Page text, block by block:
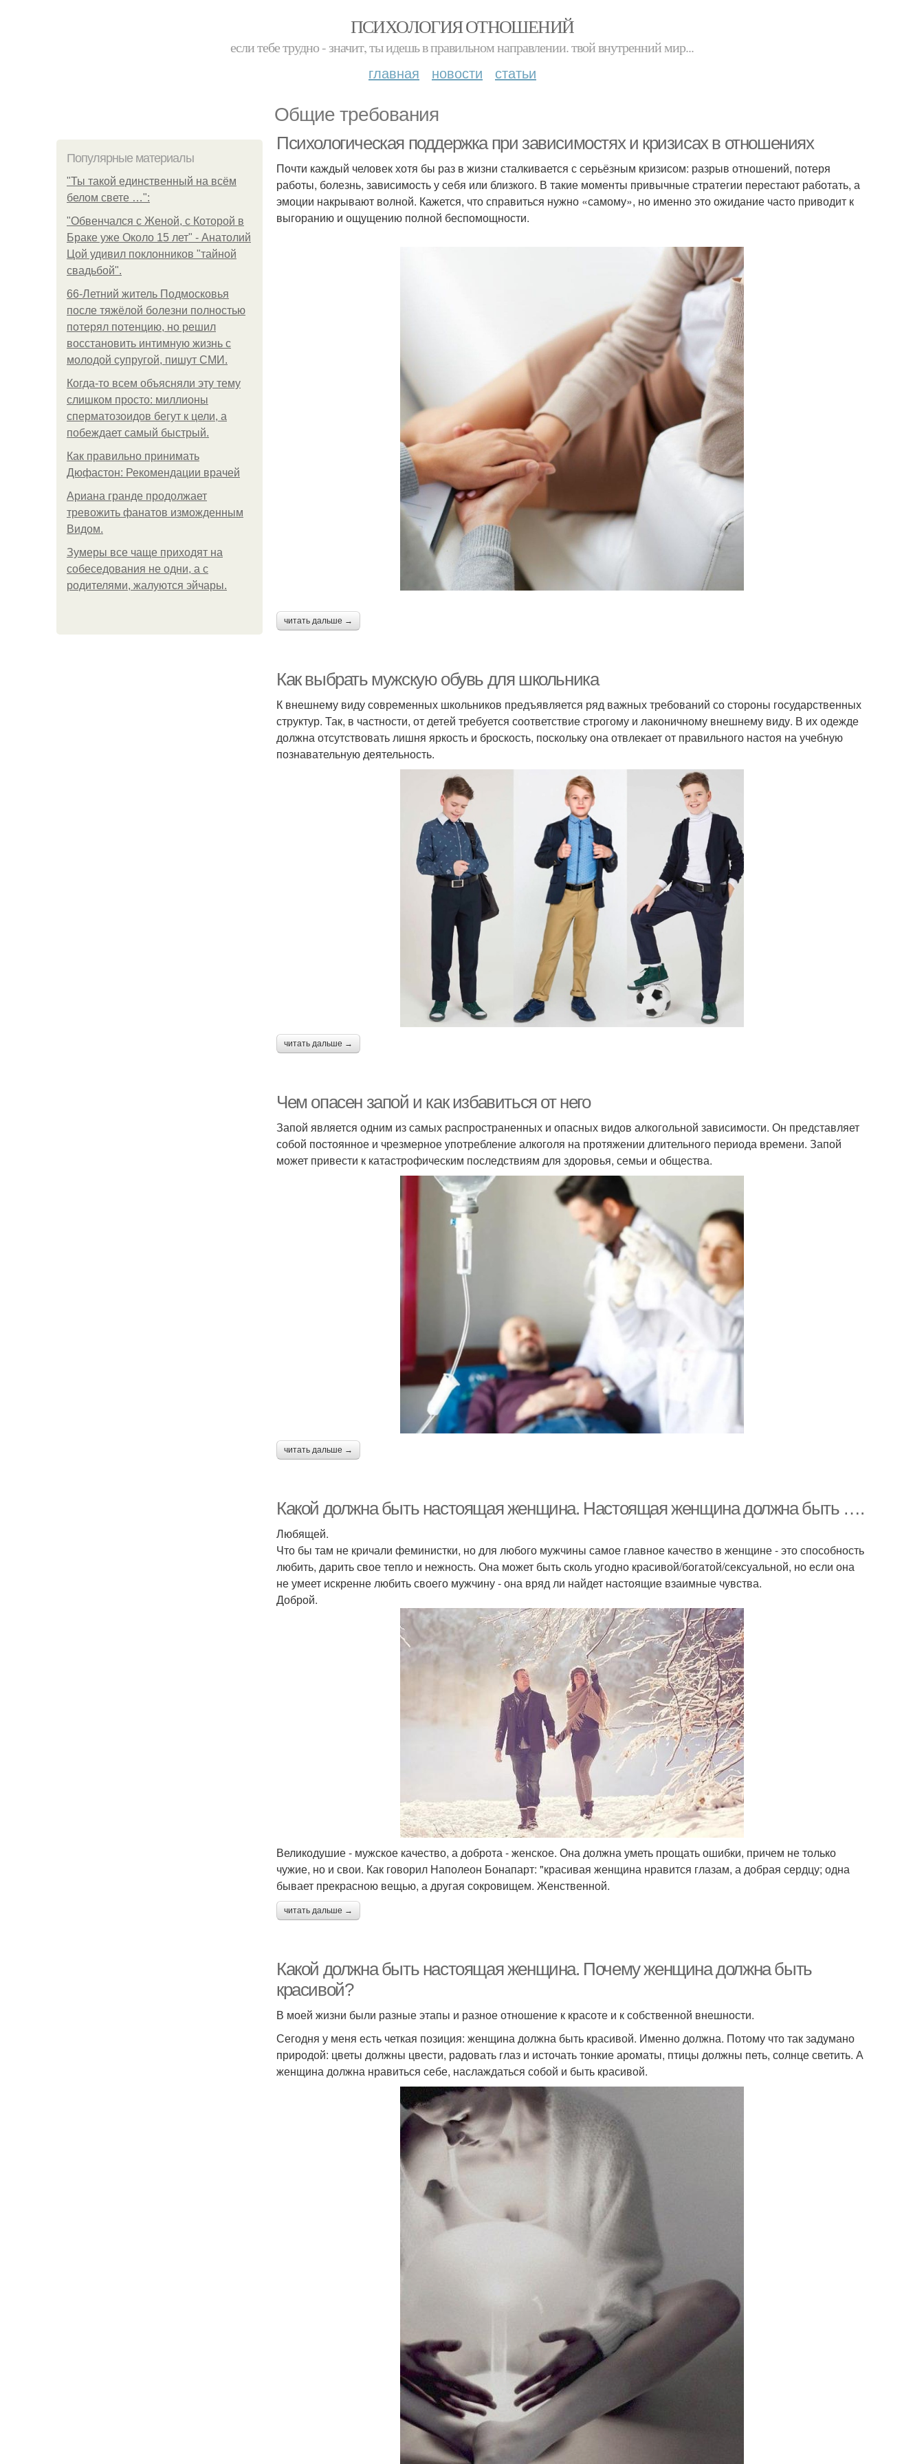
ПСИХОЛОГИЯ ОТНОШЕНИЙ
если тебе трудно - значит, ты идешь в правильном направлении. твой внутренний мир...
главная новости статьи
Общие требования
Популярные материалы
"Ты такой единственный на всём
белом свете …":
"Обвенчался с Женой, с Которой в
Браке уже Около 15 лет" - Анатолий
Цой удивил поклонников "тайной
свадьбой".
66-Летний житель Подмосковья
после тяжёлой болезни полностью
потерял потенцию, но решил
восстановить интимную жизнь с
молодой супругой, пишут СМИ.
Когда-то всем объясняли эту тему
слишком просто: миллионы
сперматозоидов бегут к цели, а
побеждает самый быстрый.
Как правильно принимать
Дюфастон: Рекомендации врачей
Ариана гранде продолжает
тревожить фанатов изможденным
Видом.
Зумеры все чаще приходят на
собеседования не одни, а с
родителями, жалуются эйчары.
Психологическая поддержка при зависимостях и кризисах в отношениях
Почти каждый человек хотя бы раз в жизни сталкивается с серьёзным кризисом: разрыв отношений, потеря
работы, болезнь, зависимость у себя или близкого. В такие моменты привычные стратегии перестают работать, а
эмоции накрывают волной. Кажется, что справиться нужно «самому», но именно это ожидание часто приводит к
выгоранию и ощущению полной беспомощности.
читать дальше →
Как выбрать мужскую обувь для школьника
К внешнему виду современных школьников предъявляется ряд важных требований со стороны государственных
структур. Так, в частности, от детей требуется соответствие строгому и лаконичному внешнему виду. В их одежде
должна отсутствовать лишня яркость и броскость, поскольку она отвлекает от правильного настоя на учебную
познавательную деятельность.
читать дальше →
Чем опасен запой и как избавиться от него
Запой является одним из самых распространенных и опасных видов алкогольной зависимости. Он представляет
собой постоянное и чрезмерное употребление алкоголя на протяжении длительного периода времени. Запой
может привести к катастрофическим последствиям для здоровья, семьи и общества.
читать дальше →
Какой должна быть настоящая женщина. Настоящая женщина должна быть ….
Любящей.
Что бы там не кричали феминистки, но для любого мужчины самое главное качество в женщине - это способность
любить, дарить свое тепло и нежность. Она может быть сколь угодно красивой/богатой/сексуальной, но если она
не умеет искренне любить своего мужчину - она вряд ли найдет настоящие взаимные чувства.
Доброй.
Великодушие - мужское качество, а доброта - женское. Она должна уметь прощать ошибки, причем не только
чужие, но и свои. Как говорил Наполеон Бонапарт: "красивая женщина нравится глазам, а добрая сердцу; одна
бывает прекрасною вещью, а другая сокровищем. Женственной.
читать дальше →
Какой должна быть настоящая женщина. Почему женщина должна быть
красивой?
В моей жизни были разные этапы и разное отношение к красоте и к собственной внешности.
Сегодня у меня есть четкая позиция: женщина должна быть красивой. Именно должна. Потому что так задумано
природой: цветы должны цвести, радовать глаз и источать тонкие ароматы, птицы должны петь, солнце светить. А
женщина должна нравиться себе, наслаждаться собой и быть красивой.